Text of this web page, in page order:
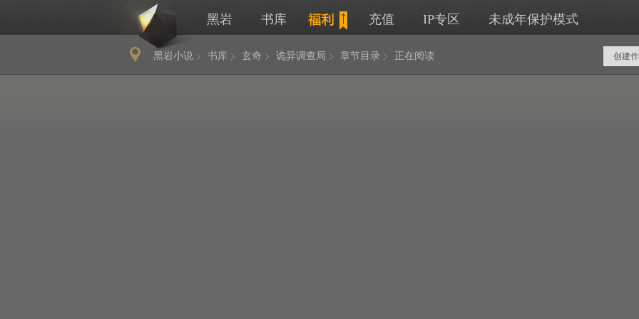
黑岩 书库 充值 IP专区 未成年保护模式
黑岩小说 书库 玄奇 诡异调查局 章节目录 正在阅读 创建